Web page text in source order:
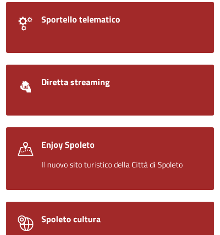
Sportello telematico
Diretta streaming
Enjoy Spoleto
Il nuovo sito turistico della Città di Spoleto
Spoleto cultura